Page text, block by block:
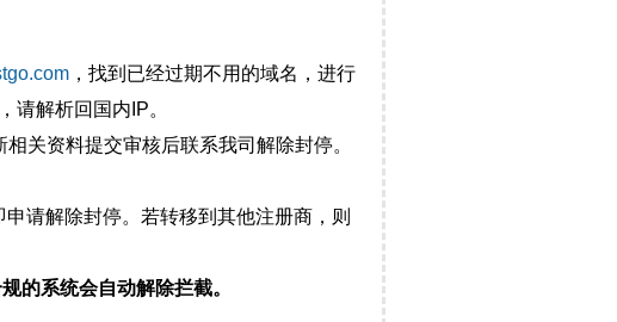
，找到已经过期不用的域名，进行
请解析回国内IP。
相关资料提交审核后联系我司解除封停。
申请解除封停。若转移到其他注册商，则
的系统会自动解除拦截。